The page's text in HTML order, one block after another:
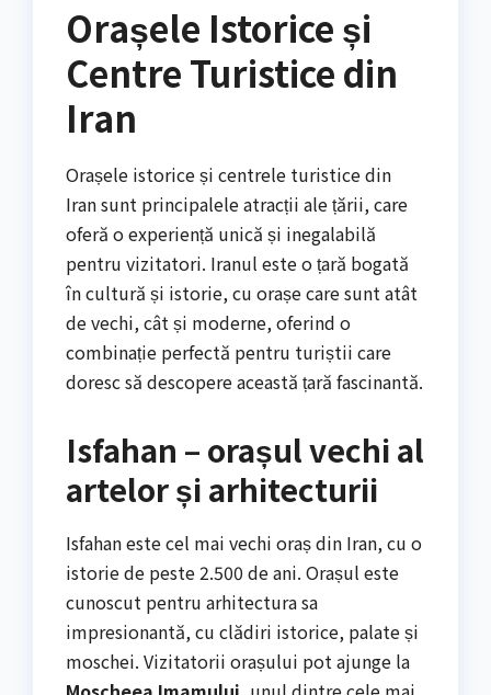
Orașele Istorice și
Centre Turistice din
Iran
Orașele istorice și centrele turistice din
Iran sunt principalele atracții ale țării, care
oferă o experiență unică și inegalabilă
pentru vizitatori. Iranul este o țară bogată
în cultură și istorie, cu orașe care sunt atât
de vechi, cât și moderne, oferind o
combinație perfectă pentru turiștii care
doresc să descopere această țară fascinantă.
Isfahan – orașul vechi al
artelor și arhitecturii
Isfahan este cel mai vechi oraș din Iran, cu o
istorie de peste 2.500 de ani. Orașul este
cunoscut pentru arhitectura sa
impresionantă, cu clădiri istorice, palate și
moschei. Vizitatorii orașului pot ajunge la